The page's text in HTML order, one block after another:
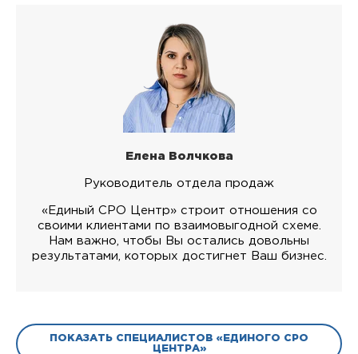
Елена Волчкова
Руководитель отдела продаж
«Единый СРО Центр» строит отношения со
своими клиентами по взаимовыгодной схеме.
Нам важно, чтобы Вы остались довольны
результатами, которых достигнет Ваш бизнес.
ПОКАЗАТЬ СПЕЦИАЛИСТОВ «ЕДИНОГО СРО
ЦЕНТРА»